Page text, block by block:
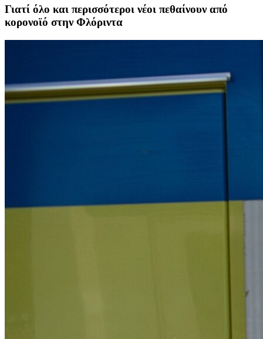
Γιατί όλο και περισσότεροι νέοι πεθαίνουν από
κορονοϊό στην Φλόριντα